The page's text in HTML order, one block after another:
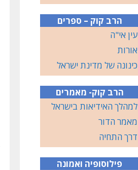
הרב קוק – ספרים
עין אי"ה
אורות
כינונה של מדינת ישראל
הרב קוק- מאמרים
למהלך האידיאות בישראל
מאמר הדור
דרך התחיה
פילוסופיה ואמונה